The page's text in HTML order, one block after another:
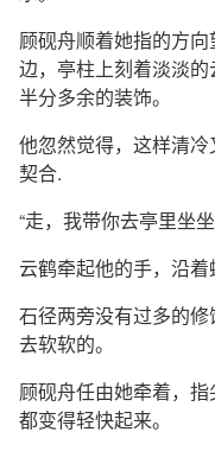
顾砚舟顺着她指的方
边，亭柱上刻着淡淡
半分多余的装饰。
他忽然觉得，这样清
契合.
“走，我带你去亭里坐
云鹤牵起他的手，沿着
石径两旁没有过多的
去软软的。
顾砚舟任由她牵着，
都变得轻快起来。